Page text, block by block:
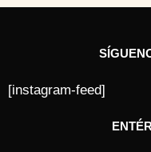
[instagram-feed]